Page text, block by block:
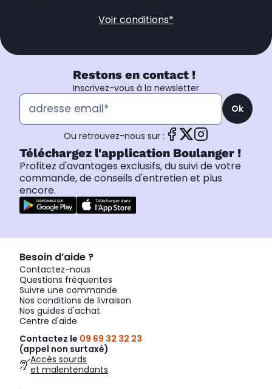
Voir conditions*
Restons en contact !
Inscrivez-vous à la newsletter
Ok
Ou retrouvez-nous sur :
Téléchargez l'application Boulanger !
Profitez d'avantages exclusifs, du suivi de votre
commande, de conseils d'entretien et plus
encore.
Besoin d’aide ?
Contactez-nous
Questions fréquentes
Suivre une commande
Nos conditions de livraison
Nos guides d'achat
Centre d'aide
Contactez le 09 69 32 32 23
(appel non surtaxé)
Accès sourds
et malentendants